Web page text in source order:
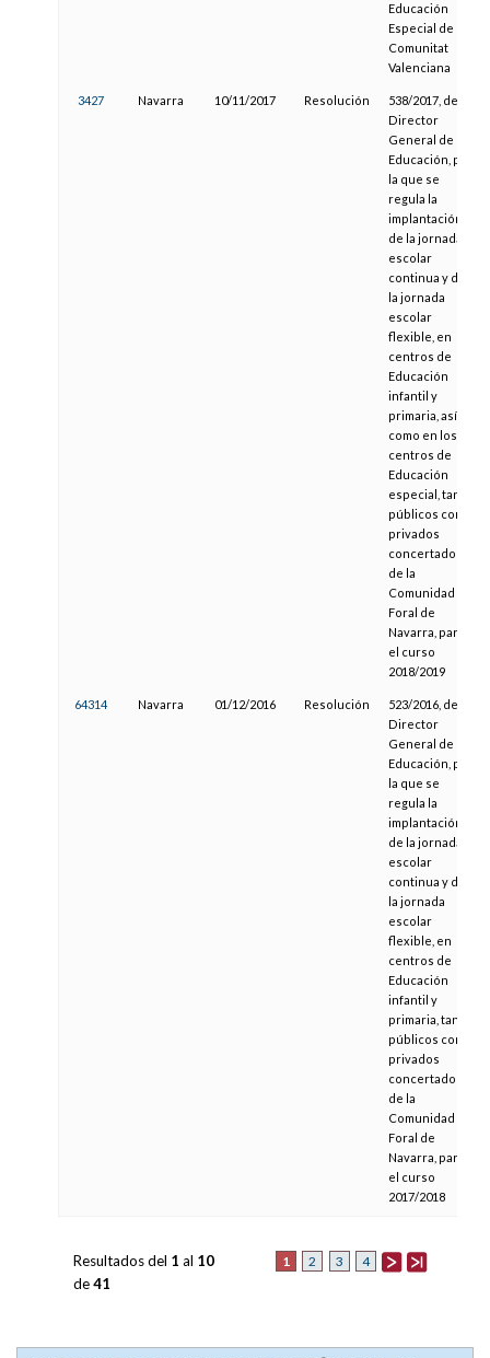
Educación
Especial de la
Comunitat
Valenciana
3427 Navarra 10/11/2017 Resolución
538/2017, del
Director
General de
Educación, por
la que se
regula la
implantación
de la jornada
escolar
continua y de
la jornada
escolar
flexible, en
centros de
Educación
infantil y
primaria, así
como en los
centros de
Educación
especial, tanto
públicos como
privados
concertados,
de la
Comunidad
Foral de
Navarra, para
el curso
2018/2019
64314 Navarra 01/12/2016 Resolución
523/2016, del
Director
General de
Educación, por
la que se
regula la
implantación
de la jornada
escolar
continua y de
la jornada
escolar
flexible, en
centros de
Educación
infantil y
primaria, tanto
públicos como
privados
concertados,
de la
Comunidad
Foral de
Navarra, para
el curso
2017/2018
1 2 3 4
Resultados del 1 al 10
de41